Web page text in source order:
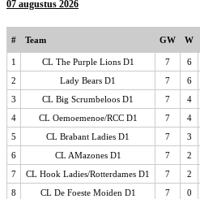
07 augustus 2026
# Team GW W
1 CL The Purple Lions D1 7 6
2
Lady Bears D1 7 6
3
CL Big Scrumbeloos D1 7 4
4
CL Oemoemenoe/RCC D1 7 4
5
CL Brabant Ladies D1 7 3
6
CL AMazones D1 7 2
7
CL Hook Ladies/Rotterdames D1 7 2
8
CL De Foeste Moiden D1 7 0